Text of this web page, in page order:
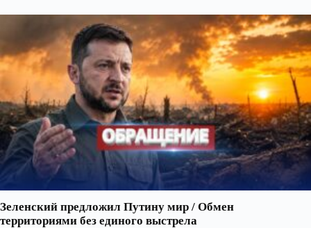
Зеленский предложил Путину мир / Обмен
территориями без единого выстрела